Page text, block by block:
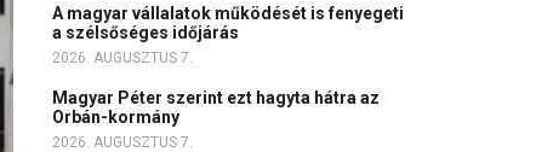
A magyar vállalatok működését is fenyegeti
a szélsőséges időjárás
2026. AUGUSZTUS 7.
Magyar Péter szerint ezt hagyta hátra az
Orbán-kormány
2026. AUGUSZTUS 7.